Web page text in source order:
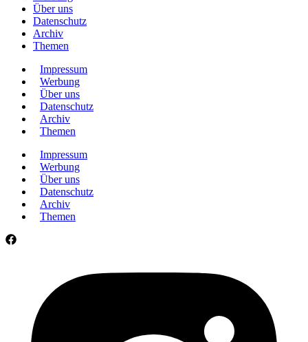
Über uns
Datenschutz
Archiv
Themen
Impressum
Werbung
Über uns
Datenschutz
Archiv
Themen
Impressum
Werbung
Über uns
Datenschutz
Archiv
Themen